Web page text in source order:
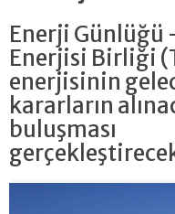
Enerji Günlüğü
Enerjisi Birliği
enerjisinin
kararların
buluşması